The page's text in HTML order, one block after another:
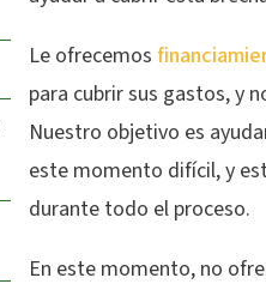
Le ofrecemos
para cubrir sus gastos, y
Nuestro objetivo es
este momento difícil, y
durante todo el proceso.
En este momento, no